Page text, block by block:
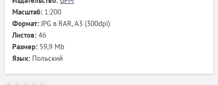
Масштаб: 1:200
Формат: JPG в RAR, А3 (300dpi)
Листов: 46
Размер: 59,9 Mb
Язык: Польский